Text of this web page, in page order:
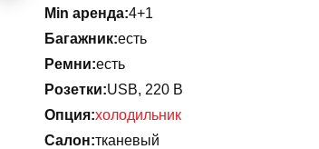
Min аренда:4+1
Багажник:есть
Ремни:есть
Розетки:USB, 220 B
Опция:холодильник
Салон:тканевый